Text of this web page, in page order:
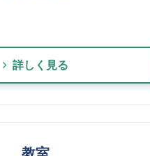
詳しく見る